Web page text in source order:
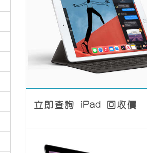
立即查詢 iPad 回收價